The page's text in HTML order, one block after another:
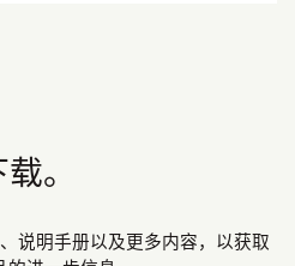
。
说明手册以及更多内容，以获取